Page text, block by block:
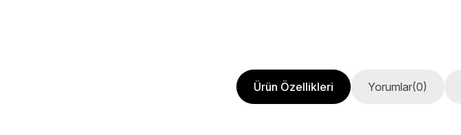
Ürün Özellikleri Yorumlar(0)